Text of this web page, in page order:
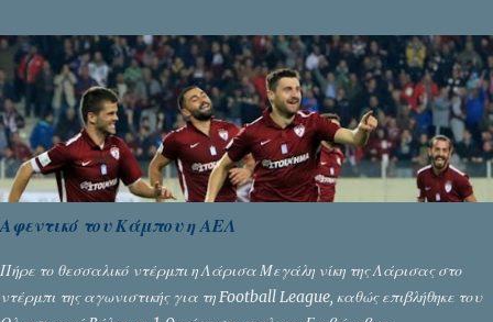
Αφεντικό του Κάμπου η ΑΕΛ
Πήρε το θεσσαλικό ντέρμπι η Λάρισα Μεγάλη νίκη της Λάρισας στο
ντέρμπι της αγωνιστικής για τη Football League, καθώς επιβλήθηκε του